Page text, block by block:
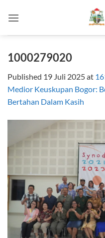
1000279020
Published 19 Juli 2025at
Medior Keuskupan Bogor:
Bertahan Dalam Kasih